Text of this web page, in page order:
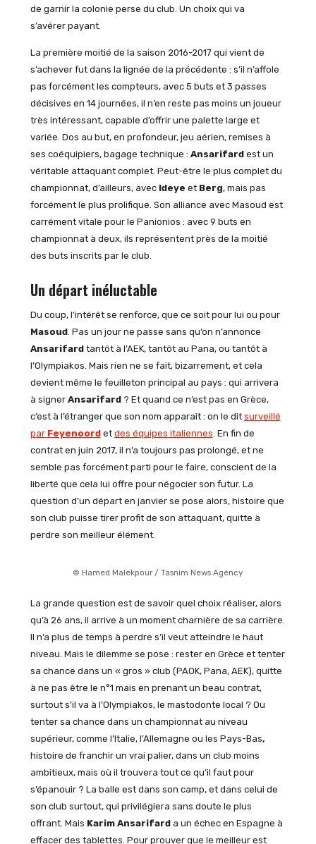
de garnir la colonie perse du club. Un choix qui va
s’avérer payant.
La première moitié de la saison 2016-2017 qui vient de
s’achever fut dans la lignée de la précédente : s’il n’affole
pas forcément les compteurs, avec 5 buts et 3 passes
décisives en 14 journées, il n’en reste pas moins un joueur
très intéressant, capable d’offrir une palette large et
variée. Dos au but, en profondeur, jeu aérien, remises à
ses coéquipiers, bagage technique : Ansarifardest un
véritable attaquant complet. Peut-être le plus complet du
championnat, d’ailleurs, avec Ideye et Berg, mais pas
forcément le plus prolifique. Son alliance avec Masoud est
carrément vitale pour le Panionios : avec 9 buts en
championnat à deux, ils représentent près de la moitié
des buts inscrits par le club.
Un départ inéluctable
Du coup, l’intérêt se renforce, que ce soit pour lui ou pour
Masoud. Pas un jour ne passe sans qu’on n’annonce
Ansarifardtantôt à l’AEK, tantôt au Pana, ou tantôt à
l’Olympiakos. Mais rien ne se fait, bizarrement, et cela
devient même le feuilleton principal au pays : qui arrivera
à signer Ansarifard? Et quand ce n’est pas en Grèce,
c’est à l’étranger que son nom apparaît : on le dit surveillé
par Feyenoordet des équipes italiennes . En fin de
contrat en juin 2017, il n’a toujours pas prolongé, et ne
semble pas forcément parti pour le faire, conscient de la
liberté que cela lui offre pour négocier son futur. La
question d’un départ en janvier se pose alors, histoire que
son club puisse tirer profit de son attaquant, quitte à
perdre son meilleur élément.
© Hamed Malekpour / Tasnim News Agency
La grande question est de savoir quel choix réaliser, alors
qu’à 26 ans, il arrive à un moment charnière de sa carrière.
Il n’a plus de temps à perdre s’il veut atteindre le haut
niveau. Mais le dilemme se pose : rester en Grèce et tenter
sa chance dans un « gros » club (PAOK, Pana, AEK), quitte
à ne pas être le n°1 mais en prenant un beau contrat,
surtout s’il va à l’Olympiakos, le mastodonte local ? Ou
tenter sa chance dans un championnat au niveau
supérieur, comme l’Italie, l’Allemagne ou les Pays-Bas,
histoire de franchir un vrai palier, dans un club moins
ambitieux, mais où il trouvera tout ce qu’il faut pour
s’épanouir ? La balle est dans son camp, et dans celui de
son club surtout, qui privilégiera sans doute le plus
offrant. Mais Karim Ansarifarda un échec en Espagne à
effacer des tablettes. Pour prouver que le meilleur est